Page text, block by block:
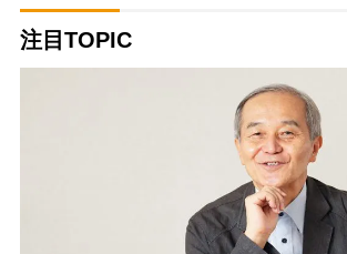
注目TOPIC